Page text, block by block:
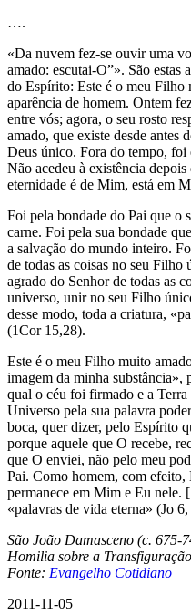
….
«Da nuvem fez-se ouvir uma
amado: escutai-O”». São estas
do Espírito: Este é o meu Filho
aparência de homem. Ontem
entre vós; agora, o seu rosto
amado, que existe desde antes
Deus único. Fora do tempo, foi
Não acedeu à existência
eternidade é de Mim, está em
Foi pela bondade do Pai que o
carne. Foi pela sua bondade
a salvação do mundo inteiro.
de todas as coisas no seu
agrado do Senhor de todas as
universo, unir no seu Filho
desse modo, toda a criatura,
(1Cor 15,28).
Este é o meu Filho muito
imagem da minha substância»,
qual o céu foi firmado e a Terra
Universo pela sua palavra
boca, quer dizer, pelo Espírito
porque aquele que O recebe,
que O enviei, não pelo meu
Pai. Como homem, com
permanece em Mim e Eu
«palavras de vida eterna» (Jo
São João Damasceno (c. 675-
Homilia sobre a
Fonte: Evangelho Cotidiano
2011-11-05